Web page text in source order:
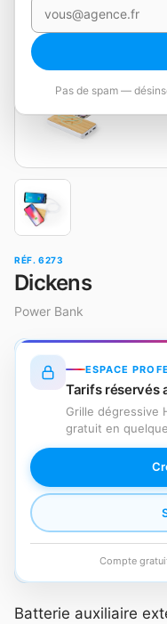
Votre e-mail
Pas de spam —
RÉF. 6273
Dickens
Power Bank
ESPACE
Tarifs réservés
Grille dégressive
gratuit en
Compte
Batterie auxiliaire